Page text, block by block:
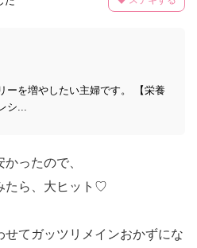
ーを増やしたい主婦です。 【栄養
シ...
ったので、
たら、大ヒット♡
せてガッツリメインおかずにな